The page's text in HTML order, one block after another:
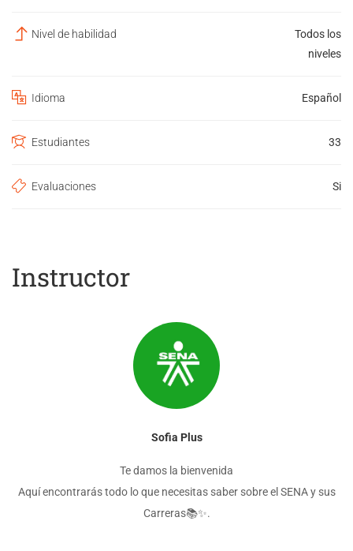
Nivel de habilidad
Todos los
niveles
Idioma Español
Estudiantes 33
Evaluaciones Si
Instructor
Sofia Plus
Te damos la bienvenida
Aquí encontrarás todo lo que necesitas saber sobre el SENA y sus
Carreras📚✨.